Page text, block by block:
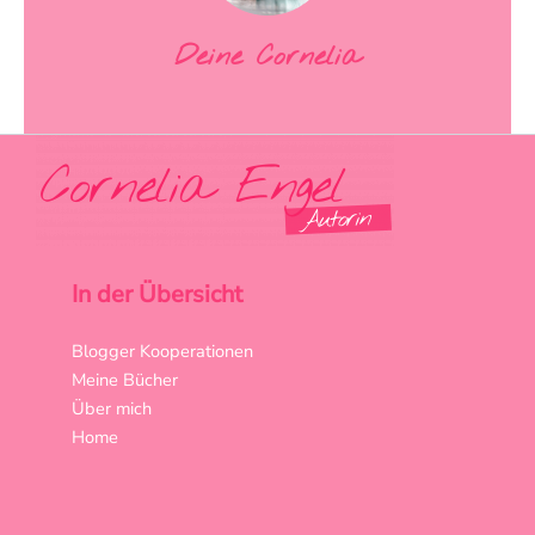
Deine Cornelia
In der Übersicht
Blogger Kooperationen
Meine Bücher
Über mich
Home